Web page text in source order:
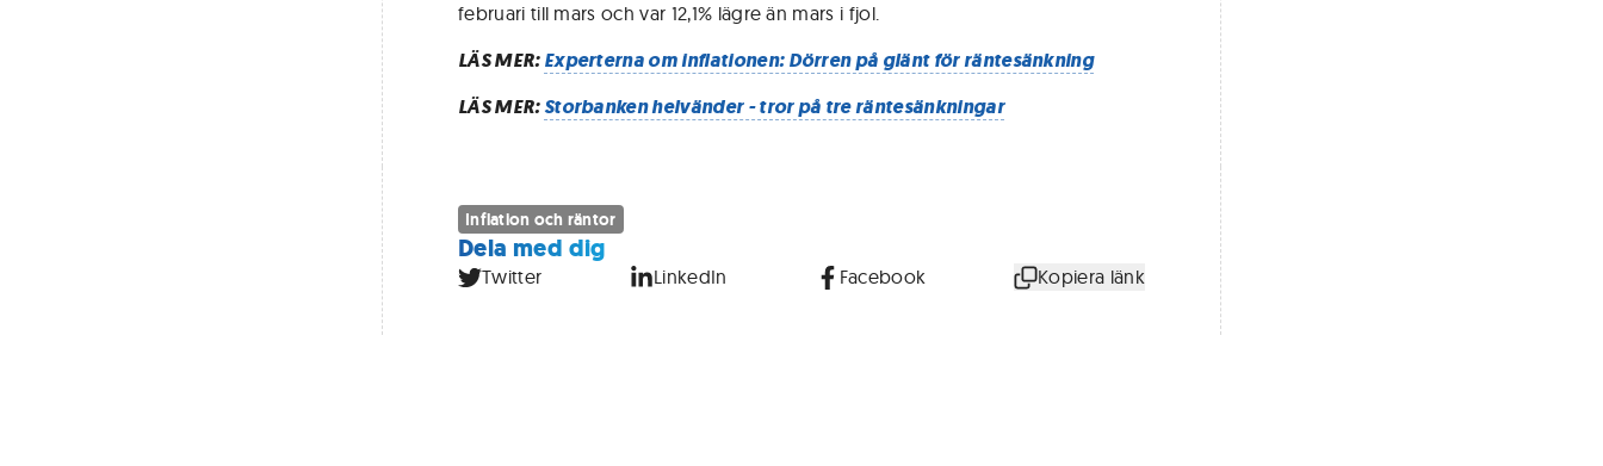
februari till mars och var 12,1% lägre än mars i fjol.
LÄS MER:Experterna om inflationen: Dörren på glänt för räntesänkning
LÄS MER:Storbanken helvänder - tror på tre räntesänkningar
Inflation och räntor
Dela med dig
Twitter LinkedIn Facebook Kopiera länk